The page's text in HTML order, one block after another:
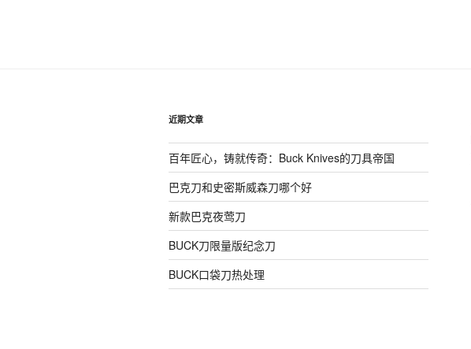
近期文章
百年匠心，铸就传奇：Buck Knives的刀具帝国
巴克刀和史密斯威森刀哪个好
新款巴克夜莺刀
BUCK刀限量版纪念刀
BUCK口袋刀热处理